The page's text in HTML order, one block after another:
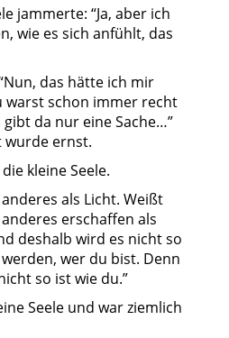
jammerte: “Ja, aber ich
wie es sich anfühlt, das
das hätte ich mir
warst schon immer recht
da nur eine Sache…”
wurde ernst.
kleine Seele.
als Licht. Weißt
erschaffen als
deshalb wird es nicht so
wer du bist. Denn
so ist wie du.”
Seele und war ziemlich